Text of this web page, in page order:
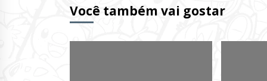
Você também vai gostar